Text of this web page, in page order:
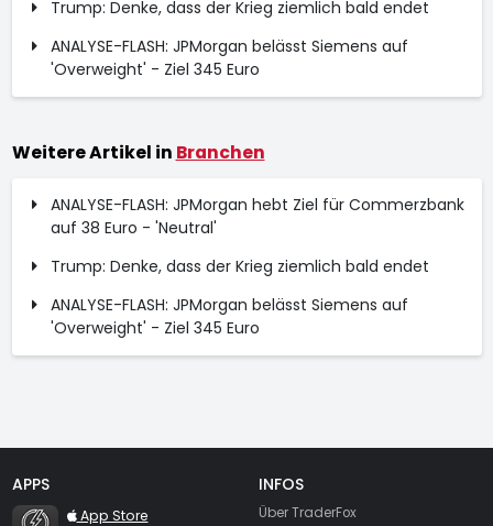
Trump: Denke, dass der Krieg ziemlich bald endet
ANALYSE-FLASH: JPMorgan belässt Siemens auf
'Overweight' - Ziel 345 Euro
Weitere Artikel in Branchen
ANALYSE-FLASH: JPMorgan hebt Ziel für Commerzbank
auf 38 Euro - 'Neutral'
Trump: Denke, dass der Krieg ziemlich bald endet
ANALYSE-FLASH: JPMorgan belässt Siemens auf
'Overweight' - Ziel 345 Euro
APPS
TraderFox Flash
App Store
INFOS
Über TraderFox